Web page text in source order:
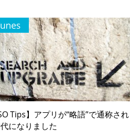
Tips】アプリが“略語”で通称され
になりました